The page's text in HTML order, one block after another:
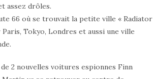
assez drôles.
66 où se trouvait la petite ville « Radiator
Tokyo, Londres et aussi une ville
2 nouvelles voitures espionnes Finn